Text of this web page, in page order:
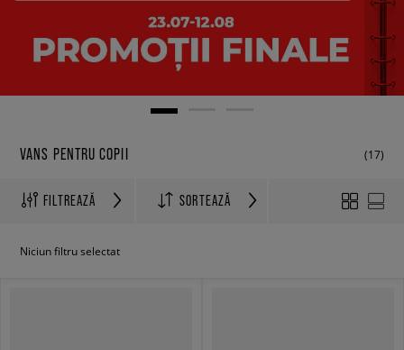
VANS PENTRU COPII (17)
FILTREAZĂ SORTEAZĂ
Niciun filtru selectat